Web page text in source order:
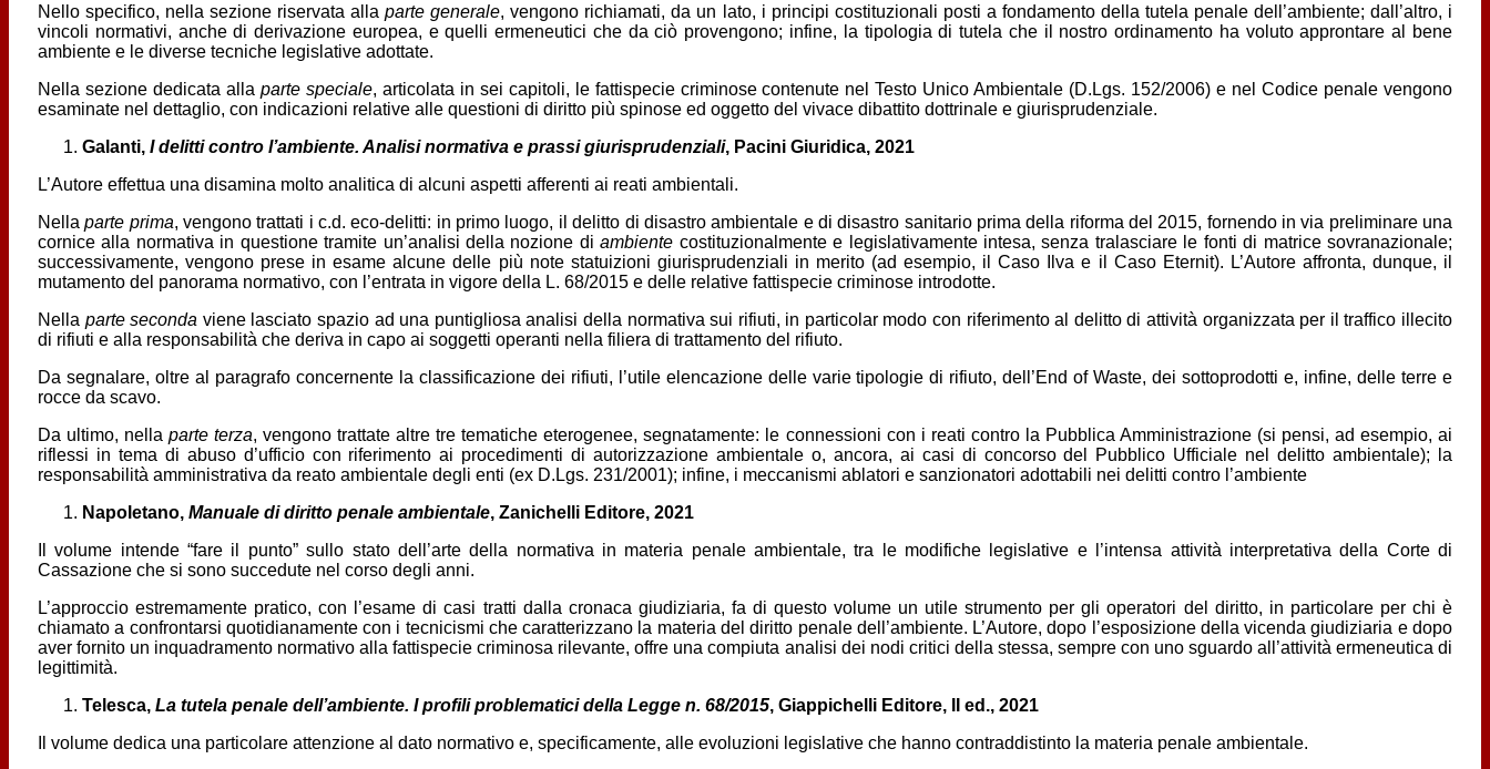
Nello specifico, nella sezione riservata allaparte generale, vengono richiamati, da un lato, i principi costituzionali posti a fondamento della tutela penale dell’ambiente; dall’altro, i
vincoli normativi, anche di derivazione europea, e quelli ermeneutici che da ciò provengono; infine, la tipologia di tutela che il nostro ordinamento ha voluto approntare al bene
ambiente e le diverse tecniche legislative adottate.
Nella sezione dedicata alla parte speciale, articolata in sei capitoli, le fattispecie criminose contenute nel Testo Unico Ambientale (D.Lgs. 152/2006) e nel Codice penale vengono
esaminate nel dettaglio, con indicazioni relative alle questioni di diritto più spinose ed oggetto del vivace dibattito dottrinale e giurisprudenziale.
Galanti, I delitti contro l’ambiente. Analisi normativa e prassi giurisprudenziali, Pacini Giuridica, 2021
L’Autore effettua una disamina molto analitica di alcuni aspetti afferenti ai reati ambientali.
Nellaparte prima, vengono trattati i c.d. eco-delitti: in primo luogo, il delitto di disastro ambientale e di disastro sanitario prima della riforma del 2015, fornendo in via preliminare una
cornice alla normativa in questione tramite un’analisi della nozione diambiente costituzionalmente e legislativamente intesa, senza tralasciare le fonti di matrice sovranazionale;
successivamente, vengono prese in esame alcune delle più note statuizioni giurisprudenziali in merito (ad esempio, il Caso Ilva e il Caso Eternit). L’Autore affronta, dunque, il
mutamento del panorama normativo, con l’entrata in vigore della L. 68/2015 e delle relative fattispecie criminose introdotte.
Nella parte seconda viene lasciato spazio ad una puntigliosa analisi della normativa sui rifiuti, in particolar modo con riferimento al delitto di attività organizzata per il traffico illecito
di rifiuti e alla responsabilità che deriva in capo ai soggetti operanti nella filiera di trattamento del rifiuto.
Da segnalare, oltre al paragrafo concernente la classificazione dei rifiuti, l’utile elencazione delle varie tipologie di rifiuto, dell’End of Waste, dei sottoprodotti e, infine, delle terre e
rocce da scavo.
Da ultimo, nellaparte terza, vengono trattate altre tre tematiche eterogenee, segnatamente: le connessioni con i reati contro la Pubblica Amministrazione (si pensi, ad esempio, ai
riflessi in tema di abuso d’ufficio con riferimento ai procedimenti di autorizzazione ambientale o, ancora, ai casi di concorso del Pubblico Ufficiale nel delitto ambientale); la
responsabilità amministrativa da reato ambientale degli enti (ex D.Lgs. 231/2001); infine, i meccanismi ablatori e sanzionatori adottabili nei delitti contro l’ambiente
Napoletano, Manuale di diritto penale ambientale, Zanichelli Editore, 2021
Il volume intende “fare il punto” sullo stato dell’arte della normativa in materia penale ambientale, tra le modifiche legislative e l’intensa attività interpretativa della Corte di
Cassazione che si sono succedute nel corso degli anni.
L’approccio estremamente pratico, con l’esame di casi tratti dalla cronaca giudiziaria, fa di questo volume un utile strumento per gli operatori del diritto, in particolare per chi è
chiamato a confrontarsi quotidianamente con i tecnicismi che caratterizzano la materia del diritto penale dell’ambiente. L’Autore, dopo l’esposizione della vicenda giudiziaria e dopo
aver fornito un inquadramento normativo alla fattispecie criminosa rilevante, offre una compiuta analisi dei nodi critici della stessa, sempre con uno sguardo all’attività ermeneutica di
legittimità.
Telesca, La tutela penale dell’ambiente. I profili problematici della Legge n. 68/2015, Giappichelli Editore, II ed., 2021
Il volume dedica una particolare attenzione al dato normativo e, specificamente, alle evoluzioni legislative che hanno contraddistinto la materia penale ambientale.